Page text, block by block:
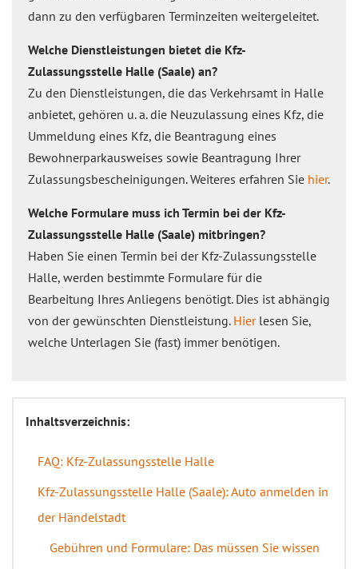
dann zu den verfügbaren Terminzeiten weitergeleitet.
Welche Dienstleistungen bietet die Kfz-
Zulassungsstelle Halle (Saale) an?
Zu den Dienstleistungen, die das Verkehrsamt in Halle
anbietet, gehören u. a. die Neuzulassung eines Kfz, die
Ummeldung eines Kfz, die Beantragung eines
Bewohnerparkausweises sowie Beantragung Ihrer
Zulassungsbescheinigungen. Weiteres erfahren Sie hier.
Welche Formulare muss ich Termin bei der Kfz-
Zulassungsstelle Halle (Saale) mitbringen?
Haben Sie einen Termin bei der Kfz-Zulassungsstelle
Halle, werden bestimmte Formulare für die
Bearbeitung Ihres Anliegens benötigt. Dies ist abhängig
von der gewünschten Dienstleistung. Hierlesen Sie,
welche Unterlagen Sie (fast) immer benötigen.
Inhaltsverzeichnis:
FAQ: Kfz-Zulassungsstelle Halle
Kfz-Zulassungsstelle Halle (Saale): Auto anmelden in
der Händelstadt
Gebühren und Formulare: Das müssen Sie wissen